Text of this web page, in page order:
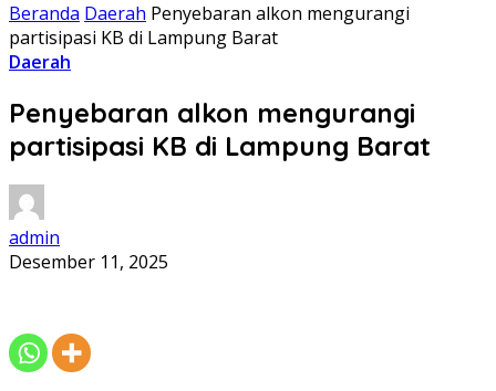
Beranda Daerah Penyebaran alkon mengurangi
partisipasi KB di Lampung Barat
Daerah
Penyebaran alkon mengurangi
partisipasi KB di Lampung Barat
admin
Desember 11, 2025